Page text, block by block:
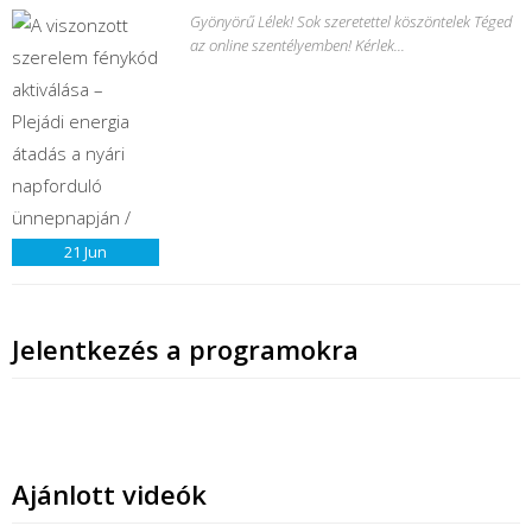
21 Jun
Gyönyörű Lélek! Sok szeretettel köszöntelek Téged
az online szentélyemben! Kérlek...
Jelentkezés a programokra
Ajánlott videók